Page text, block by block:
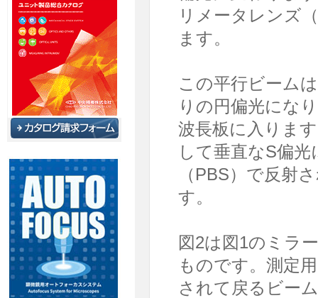
リメータレンズ
ます。
この平行ビーム
りの円偏光にな
波長板に入りま
して垂直なS偏
（PBS）で反射
す。
図2は図1のミラ
ものです。測定
されて戻るビー